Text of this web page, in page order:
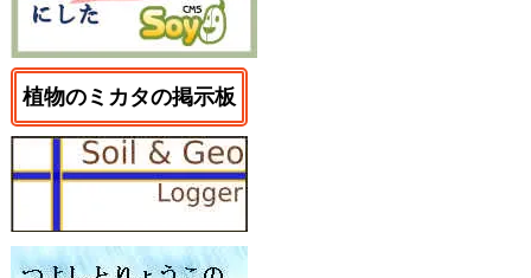
植物のミカタの掲示板